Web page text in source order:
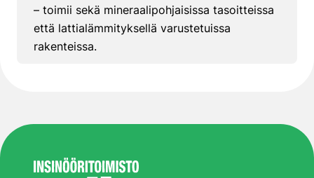
– toimii sekä mineraalipohjaisissa tasoitteissa
että lattialämmityksellä varustetuissa
rakenteissa.